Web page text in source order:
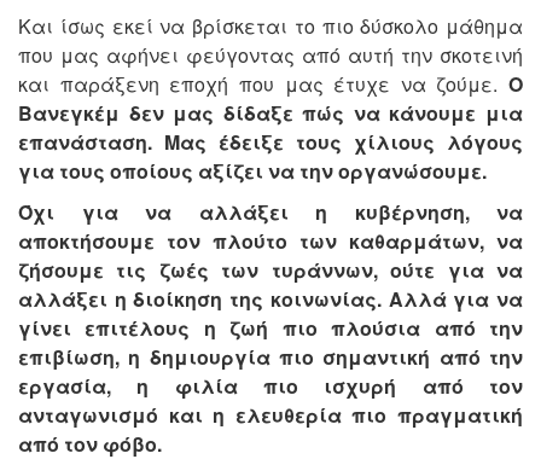
Και ίσως εκεί να βρίσκεται το πιο δύσκολο μάθημα
που μας αφήνει φεύγοντας από αυτή την σκοτεινή
και παράξενη εποχή που μας έτυχε να ζούμε. Ο
Βανεγκέμ δεν μας δίδαξε πώς να κάνουμε μια
επανάσταση. Μας έδειξε τους χίλιους λόγους
για τους οποίους αξίζει να την οργανώσουμε.
Όχι για να αλλάξει η κυβέρνηση, να
αποκτήσουμε τον πλούτο των καθαρμάτων, να
ζήσουμε τις ζωές των τυράννων, ούτε για να
αλλάξει η διοίκηση της κοινωνίας. Αλλά για να
γίνει επιτέλους η ζωή πιο πλούσια από την
επιβίωση, η δημιουργία πιο σημαντική από την
εργασία, η φιλία πιο ισχυρή από τον
ανταγωνισμό και η ελευθερία πιο πραγματική
από τον φόβο.